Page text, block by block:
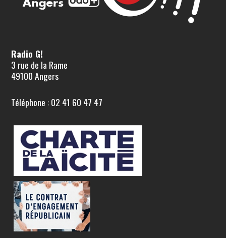
Radio G!
3 rue de la Rame
49100 Angers
Téléphone : 02 41 60 47 47